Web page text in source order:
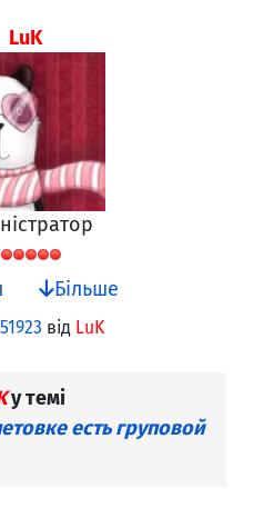
LuK
Більше
від LuK
у темі
есть груповой